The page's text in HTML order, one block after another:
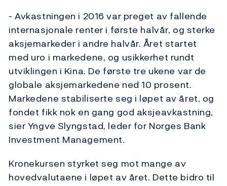
- Avkastningen i 2016 var preget av fallende
internasjonale renter i første halvår, og sterke
aksjemarkeder i andre halvår. Året startet
med uro i markedene, og usikkerhet rundt
utviklingen i Kina. De første tre ukene var de
globale aksjemarkedene ned 10 prosent.
Markedene stabiliserte seg i løpet av året, og
fondet fikk nok en gang god aksjeavkastning,
sier Yngve Slyngstad, leder for Norges Bank
Investment Management.
Kronekursen styrket seg mot mange av
hovedvalutaene i løpet av året. Dette bidro til